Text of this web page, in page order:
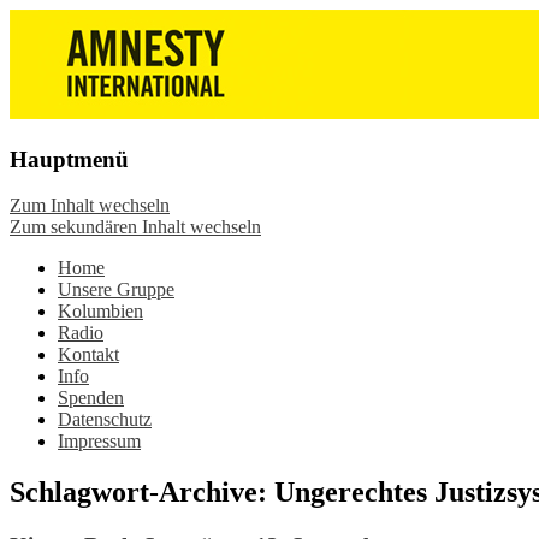
Amnesty International
Die Wiesbadener Amnesty-Gruppen
oder in der Gruppe. Sei dabei.
Hauptmenü
Zum Inhalt wechseln
Zum sekundären Inhalt wechseln
Home
Unsere Gruppe
Kolumbien
Radio
Kontakt
Info
Spenden
Datenschutz
Impressum
Schlagwort-Archive: Ungerechtes